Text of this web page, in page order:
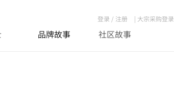
登录 / 注册 | 大宗采购登录
品牌故事 社区故事